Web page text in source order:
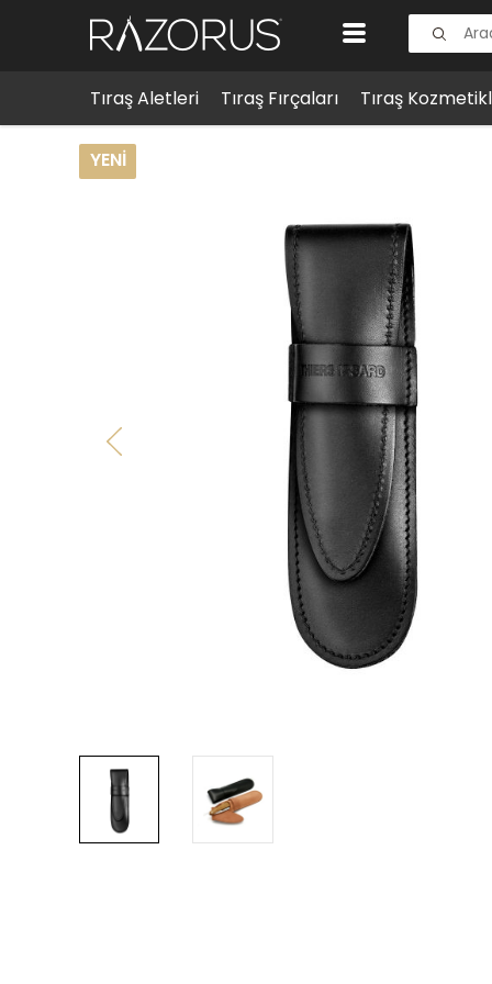
Tıraş Aletleri Tıraş Fırçaları Tıraş
Tıraş Aksesuarları Ustura Aksesuarları Thiers
YENI